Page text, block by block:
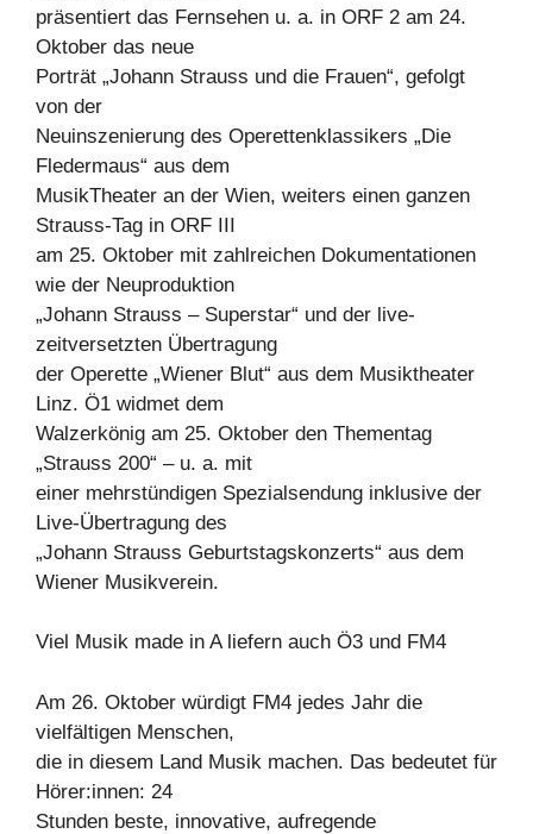
präsentiert das Fernsehen u. a. in ORF 2 am 24.
Oktober das neue
Porträt „Johann Strauss und die Frauen“, gefolgt
von der
Neuinszenierung des Operettenklassikers „Die
Fledermaus“ aus dem
MusikTheater an der Wien, weiters einen ganzen
Strauss-Tag in ORF III
am 25. Oktober mit zahlreichen Dokumentationen
wie der Neuproduktion
„Johann Strauss – Superstar“ und der live-
zeitversetzten Übertragung
der Operette „Wiener Blut“ aus dem Musiktheater
Linz. Ö1 widmet dem
Walzerkönig am 25. Oktober den Thementag
„Strauss 200“ – u. a. mit
einer mehrstündigen Spezialsendung inklusive der
Live-Übertragung des
„Johann Strauss Geburtstagskonzerts“ aus dem
Wiener Musikverein.
Viel Musik made in A liefern auch Ö3 und FM4
Am 26. Oktober würdigt FM4 jedes Jahr die
vielfältigen Menschen,
die in diesem Land Musik machen. Das bedeutet für
Hörer:innen: 24
Stunden beste, innovative, aufregende